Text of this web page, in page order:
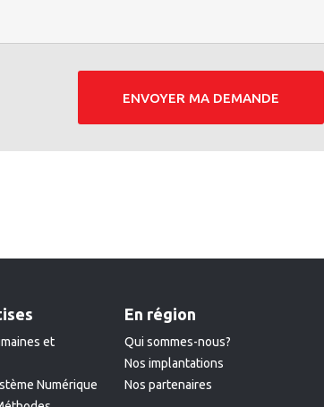
ENVOYER MA DEMANDE
et
Numérique
En région
Qui sommes-nous?
Nos implantations
Nos partenaires